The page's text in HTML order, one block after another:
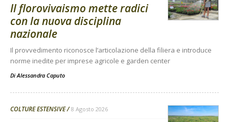
Il florovivaismo mette radici
con la nuova disciplina
nazionale
Il provvedimento riconosce l’articolazione della filiera e introduce
norme inedite per imprese agricole e garden center
Di Alessandra Caputo
COLTURE ESTENSIVE 8 Agosto 2026